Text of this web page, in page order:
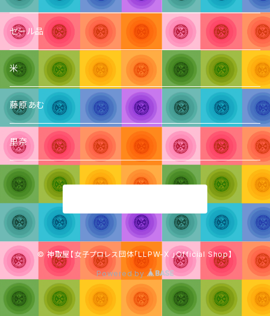
セール品
米
藤原あむ
里奈
© 神取屋【女子プロレス団体「LLPW-X 」Official Shop】
Powered by